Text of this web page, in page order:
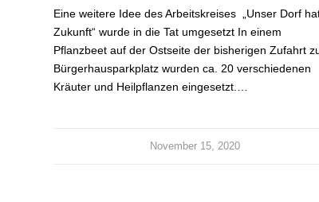
Eine weitere Idee des Arbeitskreises „Unser Dorf
Zukunft“ wurde in die Tat umgesetzt In einem
Pflanzbeet auf der Ostseite der bisherigen Zufahrt
Bürgerhausparkplatz wurden ca. 20 verschiedenen
Kräuter und Heilpflanzen eingesetzt.…
November 15, 2020